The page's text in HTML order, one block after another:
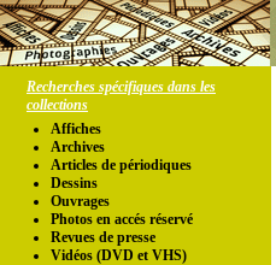
Recherches spécifiques dans les
collections
Affiches
Archives
Articles de périodiques
Dessins
Ouvrages
Photos en accés réservé
Revues de presse
Vidéos (DVD et VHS)